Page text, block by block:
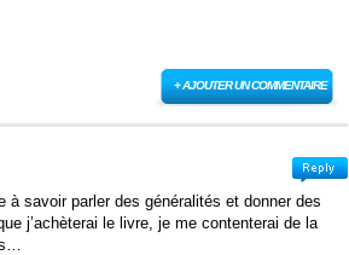
+ AJOUTER UN COMMENTAIRE
savoir parler des généralités et donner des
j’achèterai le livre, je me contenterai de la